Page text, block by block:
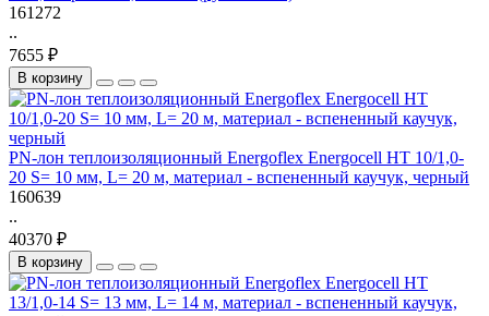
161272
..
7655 ₽
В корзину
PN-лон теплоизоляционный Energoflex Energocell HT 10/1,0-
20 S= 10 мм, L= 20 м, материал - вспененный каучук, черный
160639
..
40370 ₽
В корзину